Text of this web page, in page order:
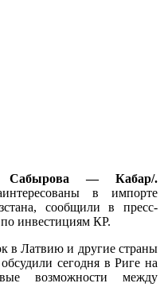
Сабырова — Кабар/.
в импорте
сообщили в пресс-
инвестициям КР.
в Латвию и другие страны
сегодня в Риге на
возможности между